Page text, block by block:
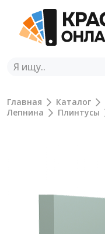
Главная Каталог
Лепнина
Плинтусы